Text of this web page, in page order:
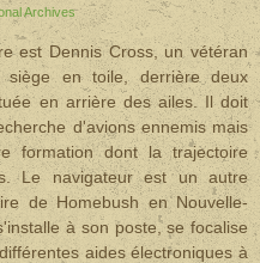
Archives
est Dennis Cross, un vétéran
en toile, derrière deux
en arrière des ailes. Il doit
d'avions ennemis mais
formation dont la trajectoire
Le navigateur est un autre
de Homebush en Nouvelle-
à son poste, se focalise
aides électroniques à